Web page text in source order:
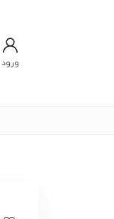
ورود